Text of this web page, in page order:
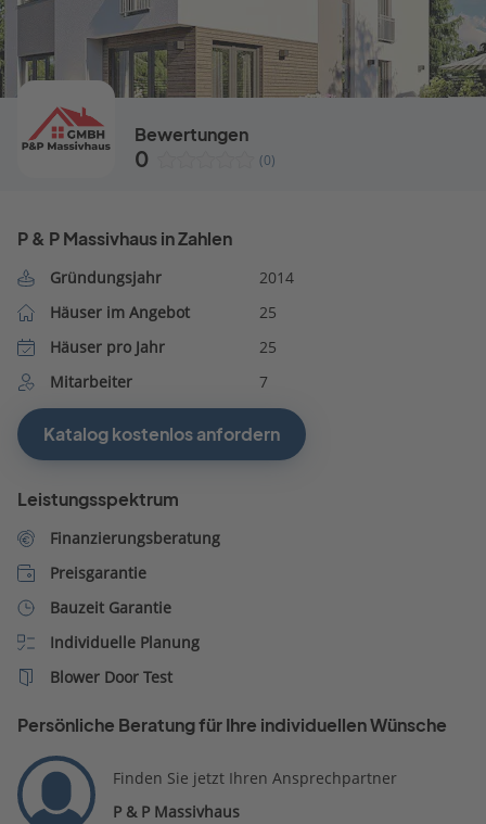
Bewertungen
0 (0)
P & P Massivhaus in Zahlen
Gründungsjahr
2014
Häuser im Angebot
25
Häuser pro Jahr
25
Mitarbeiter
7
Katalog kostenlos anfordern
Leistungsspektrum
Finanzierungsberatung
Preisgarantie
Bauzeit Garantie
Individuelle Planung
Blower Door Test
Persönliche Beratung für Ihre individuellen Wünsche
Finden Sie jetzt Ihren Ansprechpartner
P & P Massivhaus